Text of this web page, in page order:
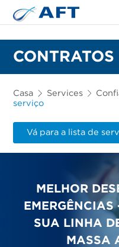
Casa Services
serviço
Vá para a lista de
MELHOR
SUA LINHA
MASSA